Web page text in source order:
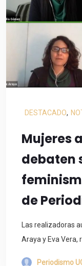
DESTACADO,
Mujeres
debaten
de
Las realizadoras
Araya y Eva Vera,
Periodismo